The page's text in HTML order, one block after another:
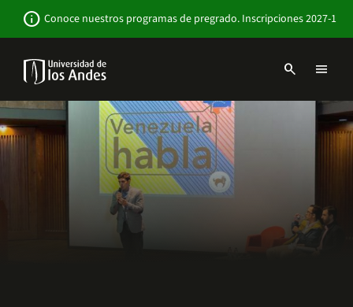
contenido
info Conoce nuestros programas de pregrado. Inscripciones 2027-1
Navbar
-
Sitio
Institucional
search menu